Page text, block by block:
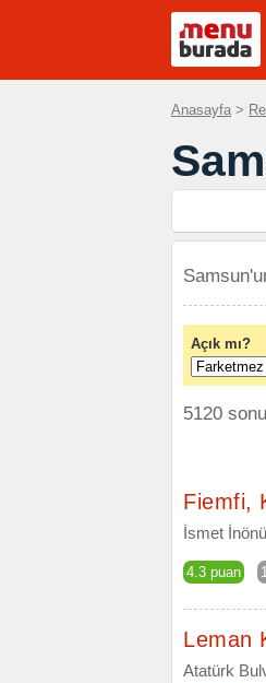
Anasayfa >
Açık mı?
5120
Fiemfi,
İsmet
4.3 puan
Leman
Atatürk